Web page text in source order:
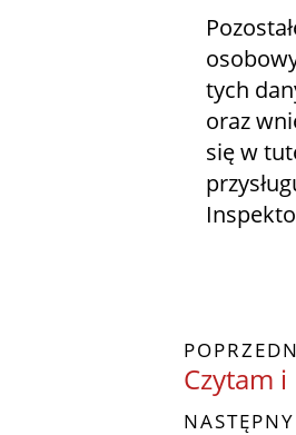
tych
oraz
się w
Czytam